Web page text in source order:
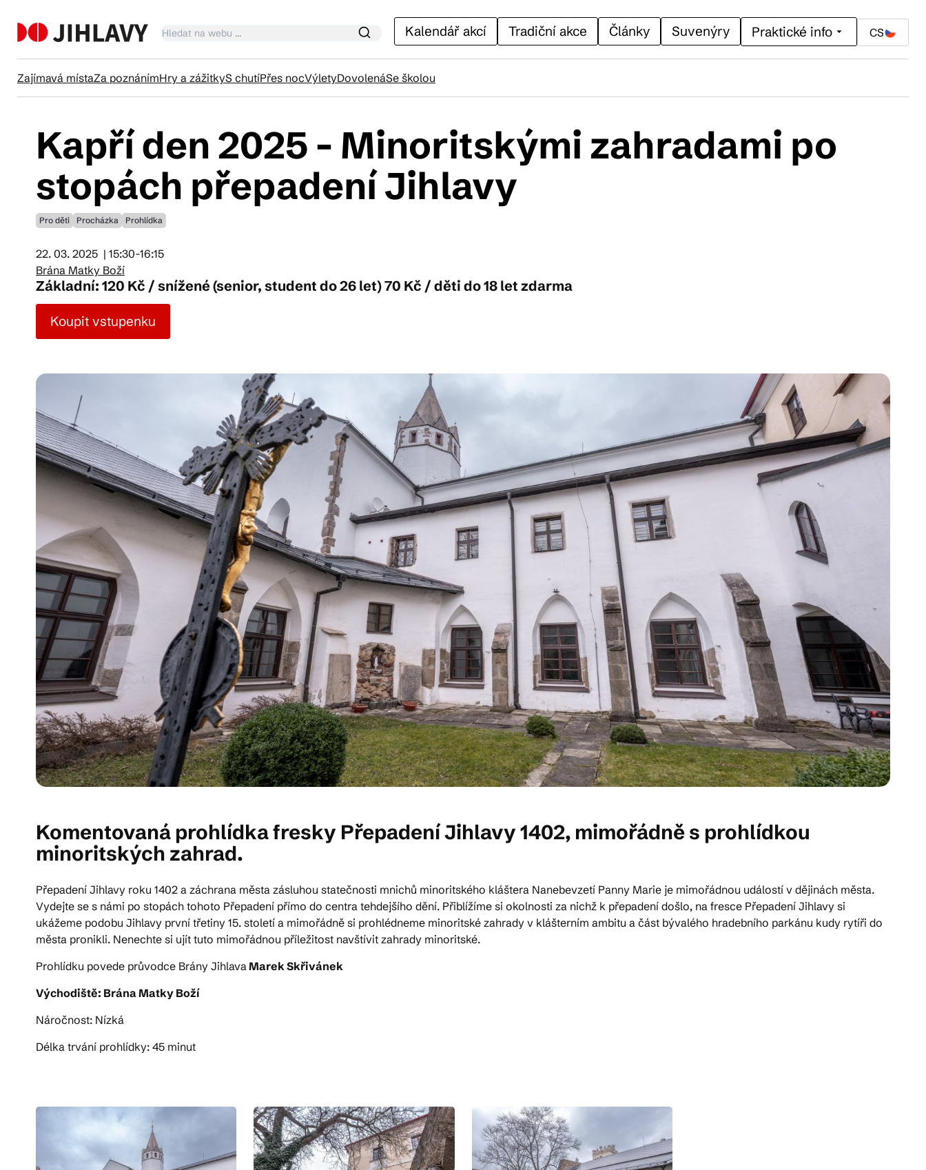
Kalendář akcí Tradiční akce Články Suvenýry Praktické info CS
Zajímavá místaZa poznánímHry a zážitkyS chutíPřes nocVýletyDovolenáSe školou
Kalendář akcí
Tradiční akce
Suvenýry
Kam vyrazit
EN
© 2026 Brána Jihlavy
Kapří den 2025 - Minoritskými zahradami po
stopách přepadení Jihlavy
Pro děti Procházka Prohlídka
22. 03. 2025 | 15:30-16:15
Brána Matky Boží
Základní: 120 Kč / snížené (senior, student do 26 let) 70 Kč / děti do 18 let zdarma
Koupit vstupenku
Komentovaná prohlídka fresky Přepadení Jihlavy 1402, mimořádně s prohlídkou
minoritských zahrad.
Přepadení Jihlavy roku 1402 a záchrana města zásluhou statečnosti mnichů minoritského kláštera Nanebevzetí Panny Marie je mimořádnou událostí v dějinách města.
Vydejte se s námi po stopách tohoto Přepadení přímo do centra tehdejšího dění. Přiblížíme si okolnosti za nichž k přepadení došlo, na fresce Přepadení Jihlavy si
ukážeme podobu Jihlavy první třetiny 15. století a mimořádně si prohlédneme minoritské zahrady v klášterním ambitu a část bývalého hradebního parkánu kudy rytíři do
města pronikli. Nenechte si ujít tuto mimořádnou příležitost navštívit zahrady minoritské.
Prohlídku povede průvodce Brány Jihlava Marek Skřivánek
Východiště: Brána Matky Boží
Náročnost: Nízká
Délka trvání prohlídky: 45 minut